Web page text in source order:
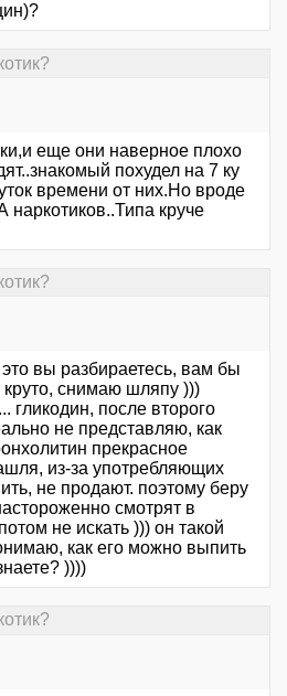
еще они наверное плохо
похудел на 7 ку
времени от них.Но вроде
наркотиков..Типа круче
вы разбираетесь, вам бы
круто, снимаю шляпу )))
гликодин, после второго
не представляю, как
прекрасное
из-за употребляющих
не продают. поэтому беру
смотрят в
не искать ))) он такой
как его можно выпить
))))